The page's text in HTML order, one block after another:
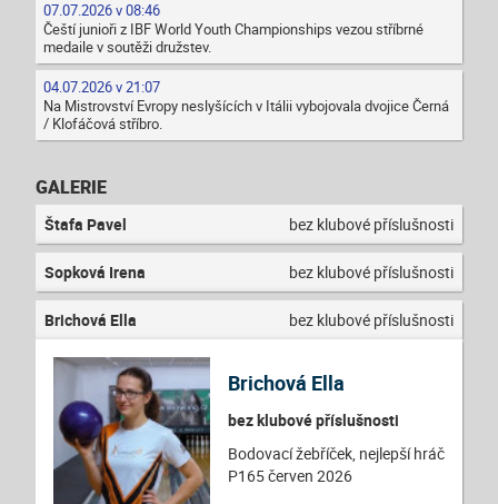
07.07.2026 v 08:46
Čeští junioři z IBF World Youth Championships vezou stříbrné
medaile v soutěži družstev.
04.07.2026 v 21:07
Na Mistrovství Evropy neslyšících v Itálii vybojovala dvojice Černá
/ Klofáčová stříbro.
GALERIE
Štafa Pavel bez klubové příslušnosti
Sopková Irena bez klubové příslušnosti
Brichová Ella bez klubové příslušnosti
Brichová Ella
bez klubové příslušnosti
Bodovací žebříček, nejlepší hráč
P165 červen 2026